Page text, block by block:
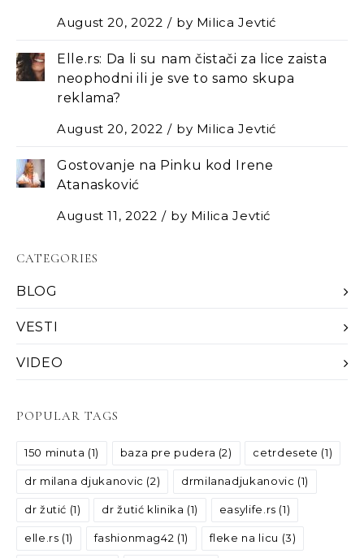
August 20, 2022 by Milica Jevtić
Elle.rs: Da li su nam čistači za lice zaista
neophodni ili je sve to samo skupa
reklama?
August 20, 2022
by Milica Jevtić
Gostovanje na Pinku kod Irene
Atanasković
August 11, 2022
by Milica Jevtić
CATEGORIES
BLOG
VESTI
VIDEO
POPULAR TAGS
150 minuta (1) baza pre pudera (2) cetrdesete (1)
dr milana djukanovic (2) drmilanadjukanovic (1)
dr žutić (1) dr žutić klinika (1) easylife.rs (1)
elle.rs (1) fashionmag42 (1) fleke na licu (3)